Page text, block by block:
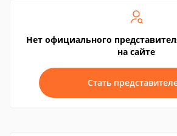
Нет официального
на сайте
Стать